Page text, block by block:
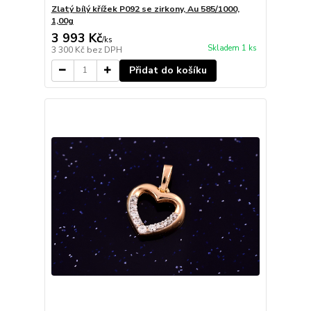
Zlatý bílý křížek P092 se zirkony, Au 585/1000,
1,00g
3 993 Kč/ks
3 300 Kč bez DPH Skladem 1 ks
Přidat do košíku